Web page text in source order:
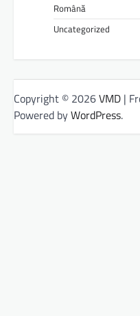
Română
Uncategorized
Copyright © 2026VMD |
Powered byWordPress.